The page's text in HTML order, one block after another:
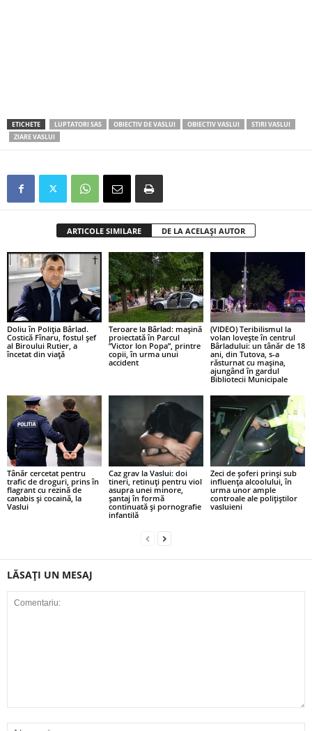
ETICHETE LUPTATORI SAS OBIECTIV DE VASLUI OBIECTIV VASLUI
STIRI VASLUI
ZIARE VASLUI
ARTICOLE SIMILARE DE LA ACELAȘI AUTOR
Doliu în Poliția Bârlad.
Costică Fînaru, fostul șef
al Biroului Rutier, a
încetat din viață
Teroare la Bârlad: mașină
proiectată în Parcul
”Victor Ion Popa”, printre
copii, în urma unui
accident
(VIDEO) Teribilismul la
volan lovește în centrul
Bârladului: un tânăr de 18
ani, din Tutova, s-a
răsturnat cu mașina,
ajungând în gardul
Bibliotecii Municipale
Tânăr cercetat pentru
trafic de droguri, prins în
flagrant cu rezină de
canabis și cocaină, la
Vaslui
Caz grav la Vaslui: doi
tineri, retinuți pentru viol
asupra unei minore,
șantaj în formă
continuată și pornografie
infantilă
Zeci de șoferi prinși sub
influența alcoolului, în
urma unor ample
controale ale polițiștilor
vasluieni
LĂSAȚI UN MESAJ